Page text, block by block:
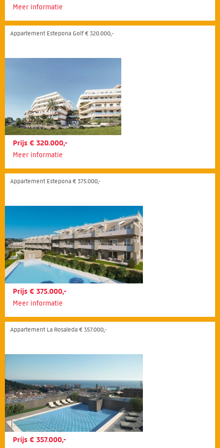
Meer informatie
Appartement Estepona Golf € 320.000,-
Prijs € 320.000,-
Meer informatie
Appartement Estepona € 375.000,-
Prijs € 375.000,-
Meer informatie
Appartement La Rosaleda € 357.000,-
Prijs € 357.000,-